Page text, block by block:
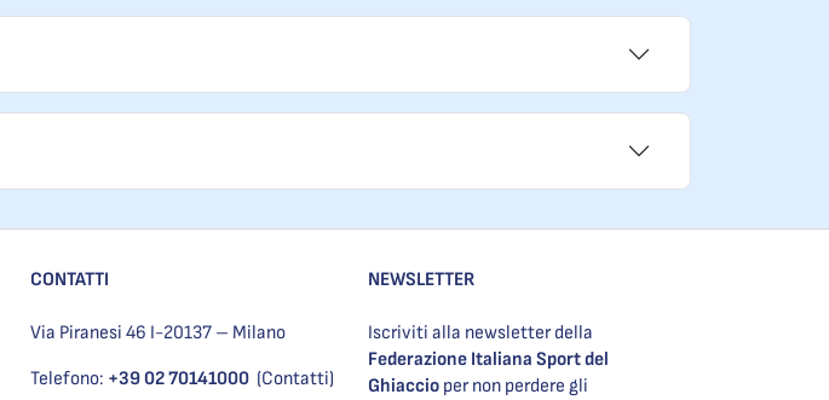
CONTATTI
Via Piranesi 46 I-20137 – Milano
Telefono: +39 02 70141000 (Contatti)
NEWSLETTER
Iscriviti alla newsletter della
Federazione Italiana Sport del
Ghiaccio per non perdere gli